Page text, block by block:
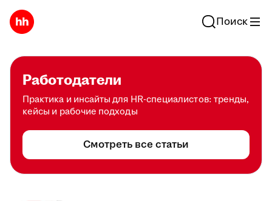
Поиск
Работодатели
Практика и инсайты для HR-специалистов: тренды,
кейсы и рабочие подходы
Смотреть все статьи